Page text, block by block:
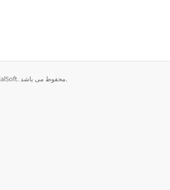
تمامی حقوق برای © 2026 MondalSoft. محفوط می باشد.